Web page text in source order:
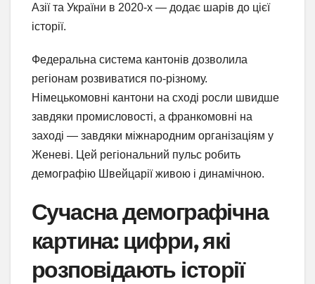
Азії та України в 2020-х — додає шарів до цієї
історії.
Федеральна система кантонів дозволила
регіонам розвиватися по-різному.
Німецькомовні кантони на сході росли швидше
завдяки промисловості, а франкомовні на
заході — завдяки міжнародним організаціям у
Женеві. Цей регіональний пульс робить
демографію Швейцарії живою і динамічною.
Сучасна демографічна
картина: цифри, які
розповідають історії